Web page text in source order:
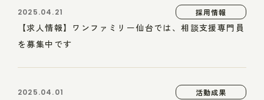
2025.04.21 採用情報
【求人情報】ワンファミリー仙台では、相談支援専門員
を募集中です
2025.04.01 活動成果